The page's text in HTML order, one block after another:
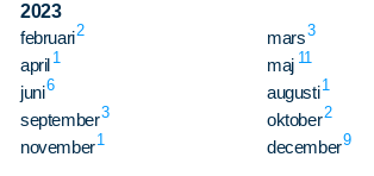
2023
februari2 mars3
april 1 maj 11
juni6 augusti1
september3 oktober2
november1 december9
Sök på sidan: